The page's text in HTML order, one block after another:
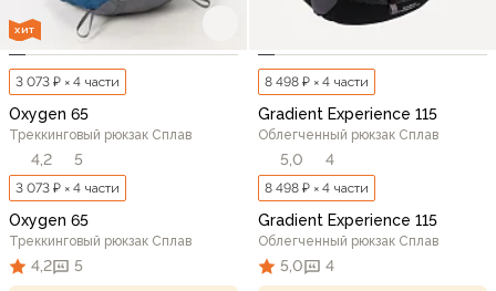
ХИТ
3 073 ₽ × 4 части
Oxygen 65
Треккинговый рюкзак Сплав
4,2 5
3 073 ₽ × 4 части
Oxygen 65
Треккинговый рюкзак Сплав
4,2 5
8 498 ₽ × 4 части
Gradient Experience 115
Облегченный рюкзак Сплав
5,0 4
8 498 ₽ × 4 части
Gradient Experience 115
Облегченный рюкзак Сплав
5,0 4